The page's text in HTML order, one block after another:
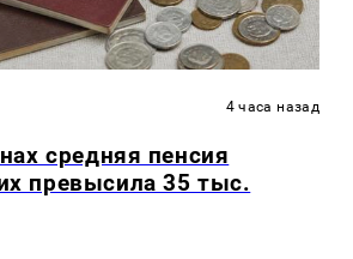
4 часа назад
средняя пенсия
превысила 35 тыс.